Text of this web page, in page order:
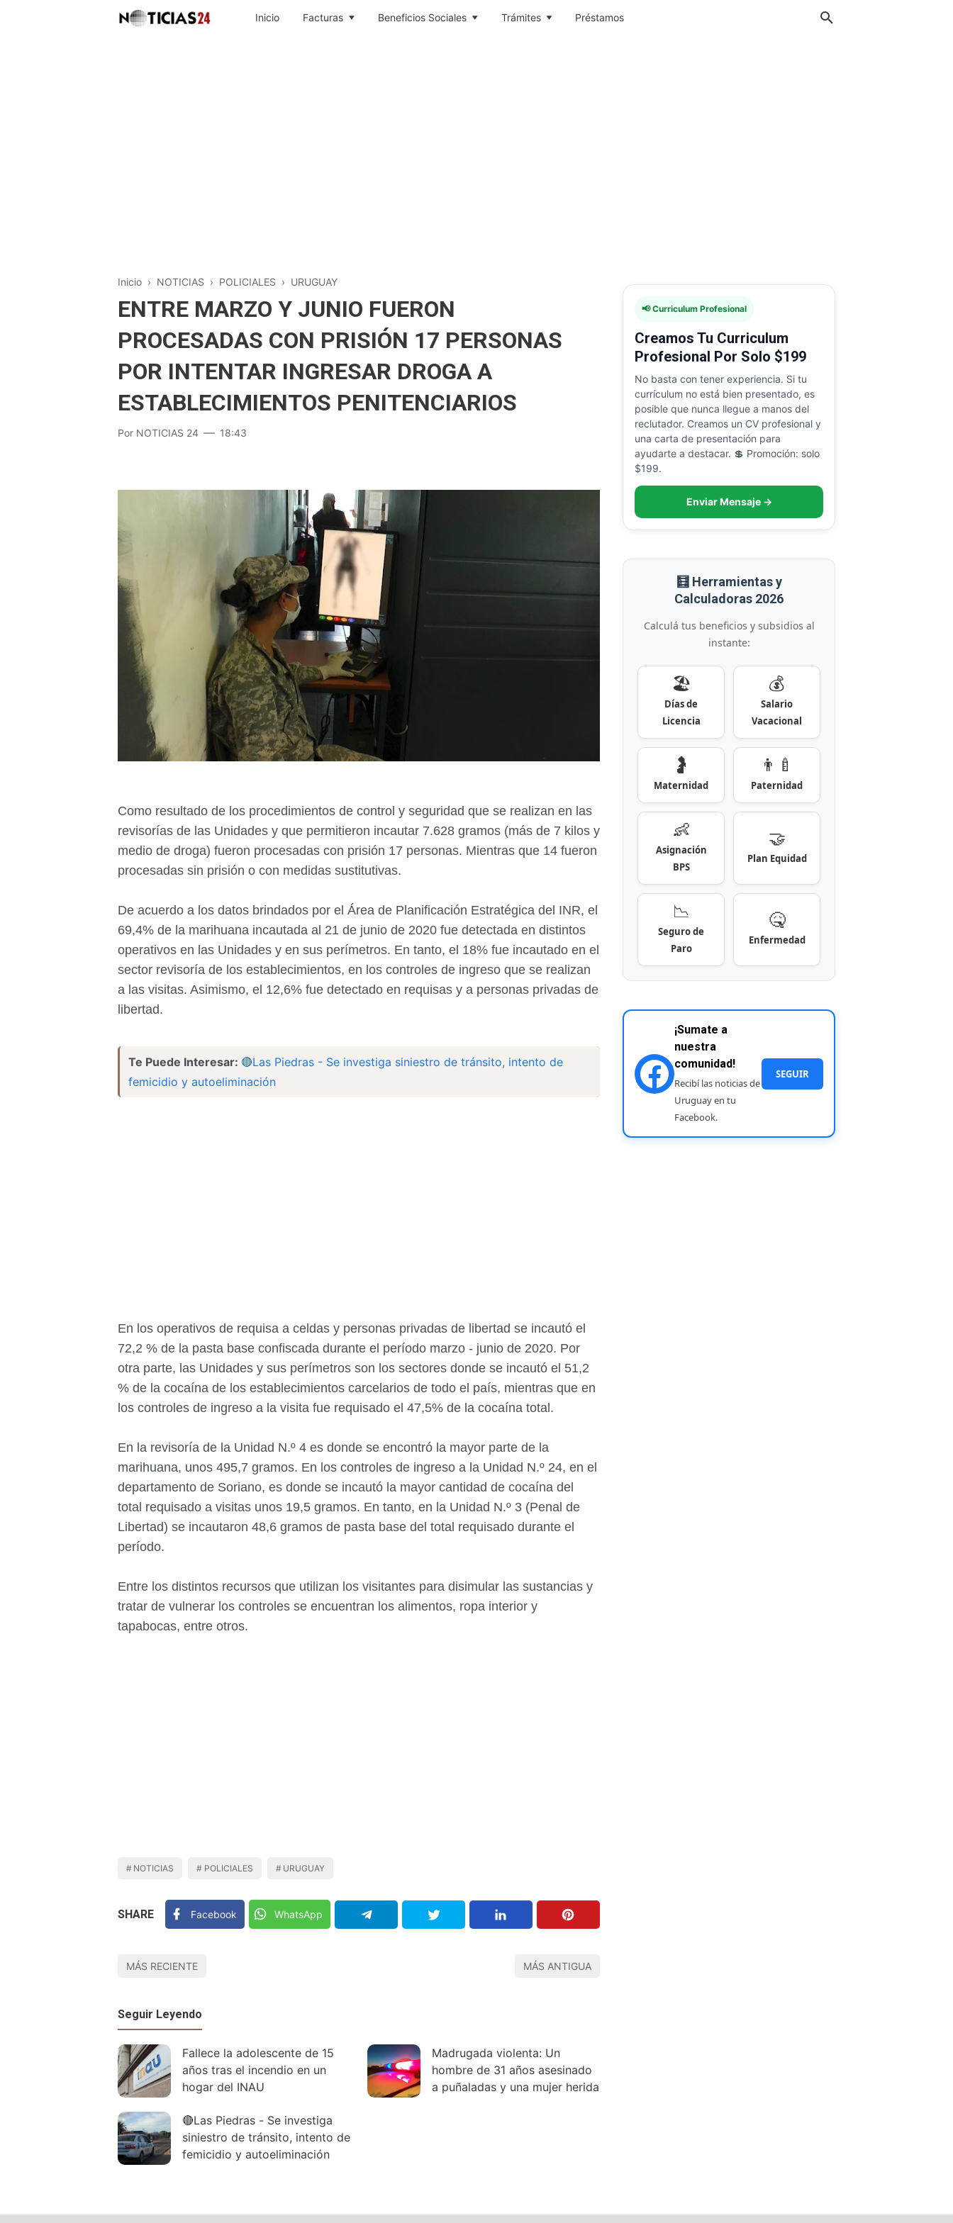
Inicio Facturas Beneficios Sociales Trámites Préstamos
Inicio › NOTICIAS › POLICIALES › URUGUAY
ENTRE MARZO Y JUNIO FUERON
PROCESADAS CON PRISIÓN 17 PERSONAS
POR INTENTAR INGRESAR DROGA A
ESTABLECIMIENTOS PENITENCIARIOS
Por NOTICIAS 24 18:43
Como resultado de los procedimientos de control y seguridad que se realizan en las
revisorías de las Unidades y que permitieron incautar 7.628 gramos (más de 7 kilos y
medio de droga) fueron procesadas con prisión 17 personas. Mientras que 14 fueron
procesadas sin prisión o con medidas sustitutivas.
De acuerdo a los datos brindados por el Área de Planificación Estratégica del INR, el
69,4% de la marihuana incautada al 21 de junio de 2020 fue detectada en distintos
operativos en las Unidades y en sus perímetros. En tanto, el 18% fue incautado en el
sector revisoría de los establecimientos, en los controles de ingreso que se realizan
a las visitas. Asimismo, el 12,6% fue detectado en requisas y a personas privadas de
libertad.
Te Puede Interesar: 🔴Las Piedras - Se investiga siniestro de tránsito, intento de
femicidio y autoeliminación
En los operativos de requisa a celdas y personas privadas de libertad se incautó el
72,2 % de la pasta base confiscada durante el período marzo - junio de 2020. Por
otra parte, las Unidades y sus perímetros son los sectores donde se incautó el 51,2
% de la cocaína de los establecimientos carcelarios de todo el país, mientras que en
los controles de ingreso a la visita fue requisado el 47,5% de la cocaína total.
En la revisoría de la Unidad N.º 4 es donde se encontró la mayor parte de la
marihuana, unos 495,7 gramos. En los controles de ingreso a la Unidad N.º 24, en el
departamento de Soriano, es donde se incautó la mayor cantidad de cocaína del
total requisado a visitas unos 19,5 gramos. En tanto, en la Unidad N.º 3 (Penal de
Libertad) se incautaron 48,6 gramos de pasta base del total requisado durante el
período.
Entre los distintos recursos que utilizan los visitantes para disimular las sustancias y
tratar de vulnerar los controles se encuentran los alimentos, ropa interior y
tapabocas, entre otros.
NOTICIAS POLICIALES URUGUAY
SHARE Facebook WhatsApp
MÁS RECIENTE MÁS ANTIGUA
Seguir Leyendo
Fallece la adolescente de 15
años tras el incendio en un
hogar del INAU
Madrugada violenta: Un
hombre de 31 años asesinado
a puñaladas y una mujer herida
🔴Las Piedras - Se investiga
siniestro de tránsito, intento de
femicidio y autoeliminación
📢 Curriculum Profesional
Creamos Tu Curriculum
Profesional Por Solo $199
No basta con tener experiencia. Si tu
currículum no está bien presentado, es
posible que nunca llegue a manos del
reclutador. Creamos un CV profesional y
una carta de presentación para
ayudarte a destacar. 💲 Promoción: solo
$199.
Enviar Mensaje →
🧮 Herramientas y
Calculadoras 2026
Calculá tus beneficios y subsidios al
instante:
🏖️
Días de
Licencia
💰
Salario
Vacacional
🤰
Maternidad
👨‍🍼
Paternidad
👶
Asignación
BPS
🤝
Plan Equidad
📉
Seguro de
Paro
🤒
Enfermedad
¡Sumate a
nuestra
comunidad!
Recibí las noticias de
Uruguay en tu
Facebook.
SEGUIR